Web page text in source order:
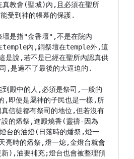
教會(聖城)內,且必須在聖所
到神的帳幕的保護.
是指"金香壇",不是在院內
temple內,銅祭壇在temple外,這
是說,若不是已經在聖所內認真供
,是過不了最後的大逼迫的.
殿中的人,必須是祭司,一般的
,即使是屬神的子民也是一樣,所
信徒都有祭司的地位,但若沒有
的燔祭,進殿燒香(靈禱-因為
台的油燈(日落時的燔祭,燈一
亮時的燔祭,燈一熄,金燈台就會
新),油要補充;燈台也會被整理預